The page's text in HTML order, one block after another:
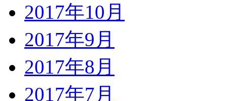
2017年10月
2017年9月
2017年8月
2017年7月